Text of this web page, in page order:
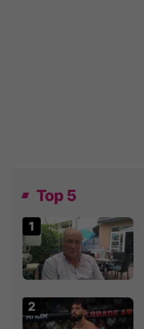
Top 5